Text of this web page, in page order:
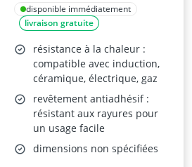
disponible immédiatement
livraison gratuite
résistance à la chaleur :
compatible avec induction,
céramique, électrique, gaz
revêtement antiadhésif :
résistant aux rayures pour
un usage facile
dimensions non spécifiées